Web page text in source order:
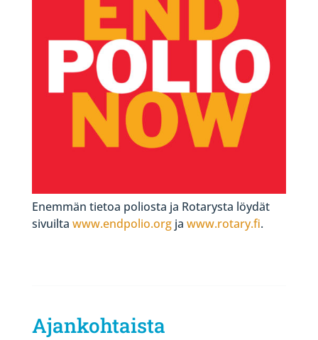
Enemmän tietoa poliosta ja Rotarysta löydät
sivuilta www.endpolio.orgja www.rotary.fi.
Ajankohtaista